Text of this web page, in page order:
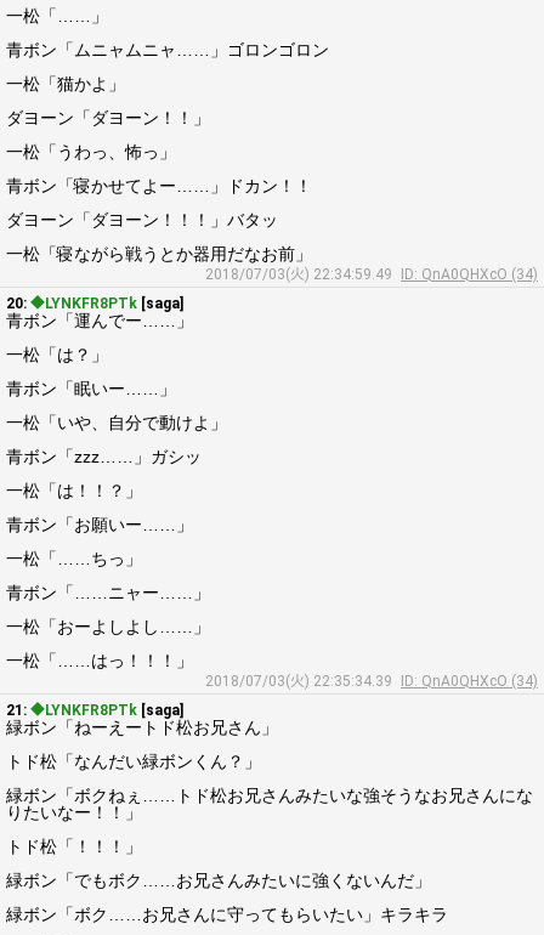
一松「……」
青ボン「ムニャムニャ……」ゴロンゴロン
一松「猫かよ」
ダヨーン「ダヨーン！！」
一松「うわっ、怖っ」
青ボン「寝かせてよー……」ドカン！！
ダヨーン「ダヨーン！！！」バタッ
一松「寝ながら戦うとか器用だなお前」
2018/07/03(火) 22:34:59.49
ID: QnA0QHXcO (34)
20: ◆LYNKFR8PTk [saga]
青ボン「運んでー……」
一松「は？」
青ボン「眠いー……」
一松「いや、自分で動けよ」
青ボン「zzz……」ガシッ
一松「は！！？」
青ボン「お願いー……」
一松「……ちっ」
青ボン「……ニャー……」
一松「おーよしよし……」
一松「……はっ！！！」
2018/07/03(火) 22:35:34.39
ID: QnA0QHXcO (34)
21: ◆LYNKFR8PTk [saga]
緑ボン「ねーえートド松お兄さん」
トド松「なんだい緑ボンくん？」
緑ボン「ボクねぇ……トド松お兄さんみたいな強そうなお兄さんにな
りたいなー！！」
トド松「！！！」
緑ボン「でもボク……お兄さんみたいに強くないんだ」
緑ボン「ボク……お兄さんに守ってもらいたい」キラキラ